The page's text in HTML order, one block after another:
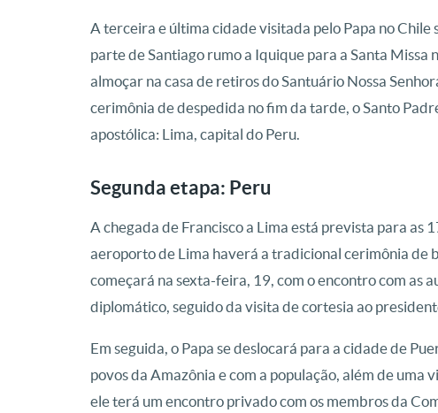
A terceira e última cidade visitada pelo Papa no
parte de Santiago rumo a Iquique para a Santa Missa
almoçar na casa de retiros do Santuário Nossa
cerimônia de despedida no fim da tarde, o Santo
apostólica: Lima, capital do Peru.
Segunda etapa: Peru
A chegada de Francisco a Lima está prevista para as
aeroporto de Lima haverá a tradicional cerimônia de
começará na sexta-feira, 19, com o encontro com as
diplomático, seguido da visita de cortesia ao
Em seguida, o Papa se deslocará para a cidade de
povos da Amazônia e com a população, além de
ele terá um encontro privado com os membros da